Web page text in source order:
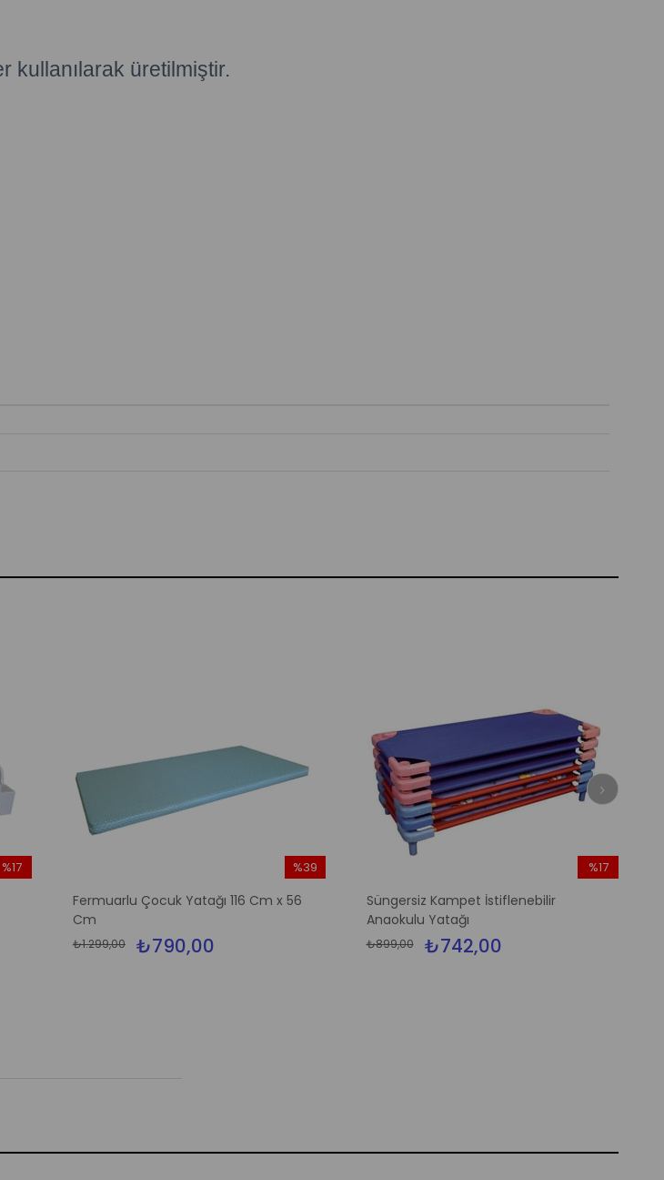
kullanılarak üretilmiştir.
%17
Fermuarlu Çocuk Yatağı 116 Cm x 56
Cm
₺790,00
₺1.299,00
%39
Süngersiz Kampet İstiflenebilir
Anaokulu Yatağı
₺742,00
₺899,00
%17